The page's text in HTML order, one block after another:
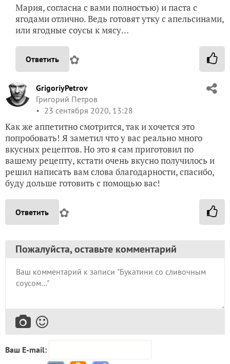
Мария, согласна с вами полностью) и паста с
ягодами отлично. Ведь готовят утку с апельсинами,
или ягодные соусы к мясу…
Ответить ✿
GrigoriyPetrov
Григорий Петров
23 сентября 2020, 13:28
Как же аппетитно смотрится, так и хочется это
попробовать! Я заметил что у вас реально много
вкусных рецептов. Но это я сам приготовил по
вашему рецепту, кстати очень вкусно получилось и
решил написать вам слова благодарности, спасибо,
буду дольше готовить с помощью вас!
Ответить ✿
Пожалуйста, оставьте комментарий
Ваш E-mail: